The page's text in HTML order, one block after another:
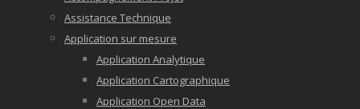
Assistance Technique
Application sur mesure
Application Analytique
Application Cartographique
Application Open Data